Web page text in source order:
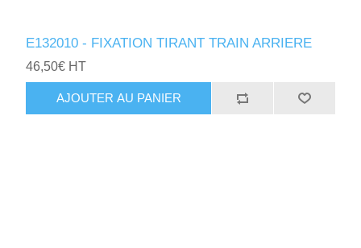
E132010 - FIXATION TIRANT TRAIN ARRIERE
46,50€ HT
AJOUTER AU PANIER